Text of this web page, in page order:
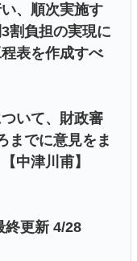
、順次実施す
割負担の実現に
表を作成すべ
いて、財政審
までに意見をま
中津川甫】
更新 4/28